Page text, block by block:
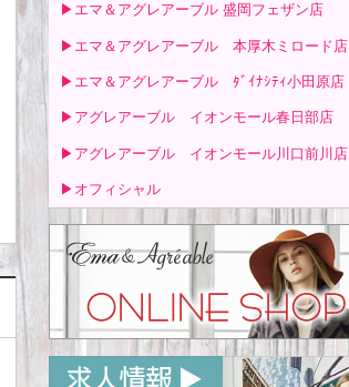
▶エマ＆アグレアーブル 盛岡フェザン店
▶エマ＆アグレアーブル 本厚木ミロード店
▶エマ＆アグレアーブル ﾀﾞｲﾅｼﾃｨ小田原店
▶アグレアーブル イオンモール春日部店
▶アグレアーブル イオンモール川口前川店
▶オフィシャル